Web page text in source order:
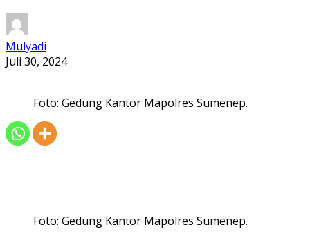
Mulyadi
Juli 30, 2024
Foto: Gedung Kantor Mapolres Sumenep.
Foto: Gedung Kantor Mapolres Sumenep.